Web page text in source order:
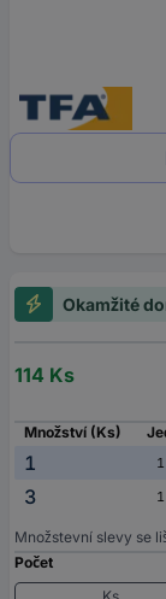
Okamžité
114 Ks
Množství (Ks)
1
3
Množstevní slevy se
Počet